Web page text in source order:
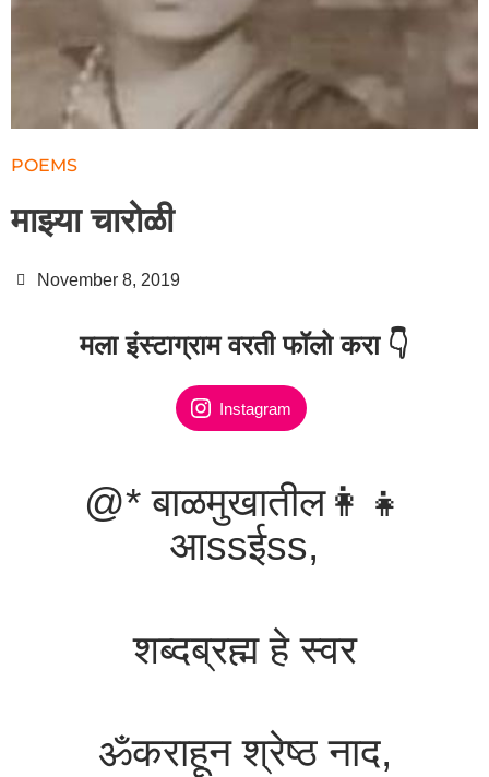
POEMS
माझ्या चारोळी
November 8, 2019
मला इंस्टाग्राम वरती फॉलो करा 👇
Instagram
@* बाळमुखातील👩‍👧
आssईss,
शब्दब्रह्म हे स्वर
ॐकराहून श्रेष्ठ नाद,